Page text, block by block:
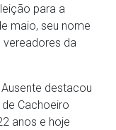
para a
maio, seu nome
vereadores da
destacou
Cachoeiro
anos e hoje